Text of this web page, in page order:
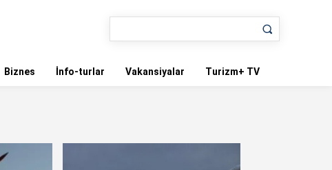
Biznes İnfo-turlar Vakansiyalar Turizm+ TV